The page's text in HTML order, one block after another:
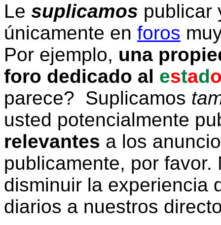
Le suplicamos publicar
únicamente en foros
Por ejemplo, una
foro dedicado al estad
parece? Suplicamos
usted potencialmente
relevantes a los
publicamente, por
disminuir la experiencia
diarios a nuestros